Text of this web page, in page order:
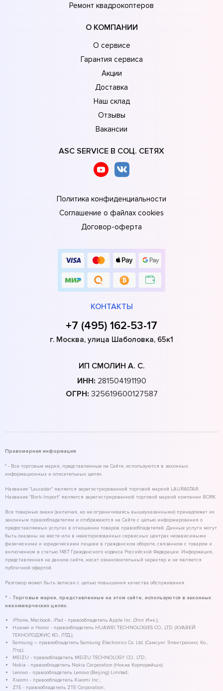
Ремонт квадрокоптеров
О КОМПАНИИ
О сервисе
Гарантия сервиса
Акции
Доставка
Наш склад
Отзывы
Вакансии
ASC SERVICE В СОЦ. СЕТЯХ
Политика конфиденциальности
Соглашение о файлах cookies
Договор-оферта
КОНТАКТЫ
+7 (495) 162-53-17
г. Москва, улица Шаболовка, 65к1
ИП СМОЛИН А. С.
ИНН: 281504191190
ОГРН: 325619600127587
Правомерная информация
* - Все торговые марки, представленные на Сайте, используются в законных
информационных и описательных целях.
Название "Laurastar" является зарегистрированной торговой маркой LAURASTAR.
Название "Bork-Import" является зарегистрированной торговой маркой компании BORK.
Все товарные знаки (включая, но не ограничиваясь вышеуказанными) принадлежат их
законным правообладателям и отображаются на Сайте с целью информирования о
предоставляемых услугах в отношении товаров правообладателей. Данные услуги могут
быть оказаны на месте или в неавторизованных сервисных центрах независимыми
физическими и юридическими лицами в гражданском обороте, связанном с товаром и
включенном в статью 1487 Гражданского кодекса Российской Федерации. Информация,
представленная на данном сайте, носит ознакомительный характер и не является
публичной офертой.
Разговор может быть записан с целью повышения качества обслуживания.
* - Торговые марки, представленные на этом сайте, используются в законных
некоммерческих целях.
iPhone, Macbook, iPad - правообладатель Apple Inc. (Эпл Инк.);
Huawei и Honor - правообладатель HUAWEI TECHNOLOGIES CO., LTD. (ХУАВЕЙ
ТЕКНОЛОДЖИС КО., ЛТД.);
Samsung – правообладатель Samsung Electronics Co. Ltd. (Самсунг Электроникс Ко.,
Лтд.);
MEIZU - правообладатель MEIZU TECHNOLOGY CO., LTD.;
Nokia - правообладатель Nokia Corporation (Нокиа Корпорейшн);
Lenovo - правообладатель Lenovo (Beijing) Limited;
Xiaomi - правообладатель Xiaomi Inc.;
ZTE - правообладатель ZTE Corporation;